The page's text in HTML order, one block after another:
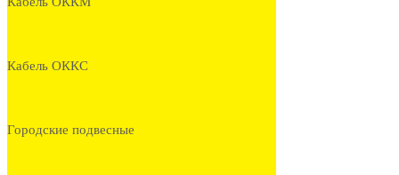
Кабель ОККС
Городские подвесные